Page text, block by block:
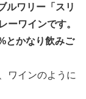
ルワリー「スリ
ーワインです。
とかなり飲みご
ワインのように